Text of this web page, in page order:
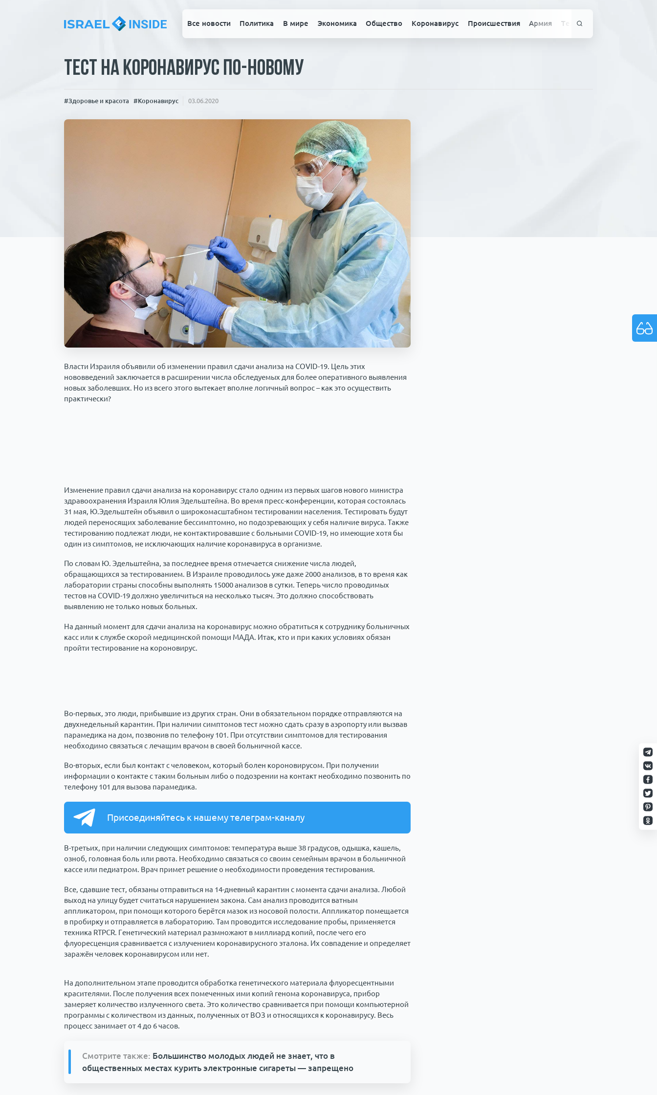
Все новости Политика В мире Экономика Общество Коронавирус Происшествия Армия Технологии
Тест на коронавирус по-новому
#Здоровье и красота #Коронавирус 03.06.2020
Власти Израиля объявили об изменении правил сдачи анализа на COVID-19. Цель этих
нововведений заключается в расширении числа обследуемых для более оперативного выявления
новых заболевших. Но из всего этого вытекает вполне логичный вопрос – как это осуществить
практически?
Изменение правил сдачи анализа на коронавирус стало одним из первых шагов нового министра
здравоохранения Израиля Юлия Эдельштейна. Во время пресс-конференции, которая состоялась
31 мая, Ю.Эдельштейн объявил о широкомасштабном тестировании населения. Тестировать будут
людей переносящих заболевание бессимптомно, но подозревающих у себя наличие вируса. Также
тестированию подлежат люди, не контактировавшие с больными COVID-19, но имеющие хотя бы
один из симптомов, не исключающих наличие коронавируса в организме.
По словам Ю. Эдельштейна, за последнее время отмечается снижение числа людей,
обращающихся за тестированием. В Израиле проводилось уже даже 2000 анализов, в то время как
лаборатории страны способны выполнять 15000 анализов в сутки. Теперь число проводимых
тестов на COVID-19 должно увеличиться на несколько тысяч. Это должно способствовать
выявлению не только новых больных.
На данный момент для сдачи анализа на коронавирус можно обратиться к сотруднику больничных
касс или к службе скорой медицинской помощи МАДА. Итак, кто и при каких условиях обязан
пройти тестирование на короновирус.
Во-первых, это люди, прибывшие из других стран. Они в обязательном порядке отправляются на
двухнедельный карантин. При наличии симптомов тест можно сдать сразу в аэропорту или вызвав
парамедика на дом, позвонив по телефону 101. При отсутствии симптомов для тестирования
необходимо связаться с лечащим врачом в своей больничной кассе.
Во-вторых, если был контакт с человеком, который болен короновирусом. При получении
информации о контакте с таким больным либо о подозрении на контакт необходимо позвонить по
телефону 101 для вызова парамедика.
Присоединяйтесь к нашему телеграм-каналу
В-третьих, при наличии следующих симптомов: температура выше 38 градусов, одышка, кашель,
озноб, головная боль или рвота. Необходимо связаться со своим семейным врачом в больничной
кассе или педиатром. Врач примет решение о необходимости проведения тестирования.
Все, сдавшие тест, обязаны отправиться на 14-дневный карантин с момента сдачи анализа. Любой
выход на улицу будет считаться нарушением закона. Сам анализ проводится ватным
аппликатором, при помощи которого берётся мазок из носовой полости. Аппликатор помещается
в пробирку и отправляется в лабораторию. Там проводится исследование пробы, применяется
техника RTPCR. Генетический материал размножают в миллиард копий, после чего его
флуоресценция сравнивается с излучением коронавирусного эталона. Их совпадение и определяет
заражён человек коронавирусом или нет.
На дополнительном этапе проводится обработка генетического материала флуоресцентными
красителями. После получения всех помеченных ими копий генома коронавируса, прибор
замеряет количество излученного света. Это количество сравнивается при помощи компьютерной
программы с количеством из данных, полученных от ВОЗ и относящихся к коронавирусу. Весь
процесс занимает от 4 до 6 часов.
Смотрите также: Большинство молодых людей не знает, что в
общественных местах курить электронные сигареты — запрещено